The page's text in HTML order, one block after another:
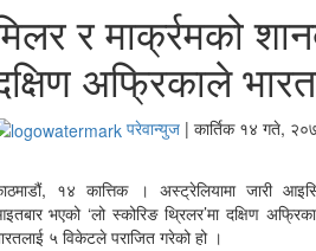
र मार्क्रमको
अफ्रिकाले
परेवान्युज| कार्तिक १४ गते,
१४ कात्तिक । अस्ट्रेलियामा जारी
भएको ‘लो स्कोरिङ थ्रिलर’मा दक्षिण
५ विकेटले पराजित गरेको हो ।